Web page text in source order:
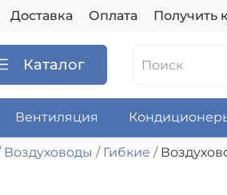
Доставка Оплата Получить
Каталог
Вентиляция
Воздуховоды Гибкие